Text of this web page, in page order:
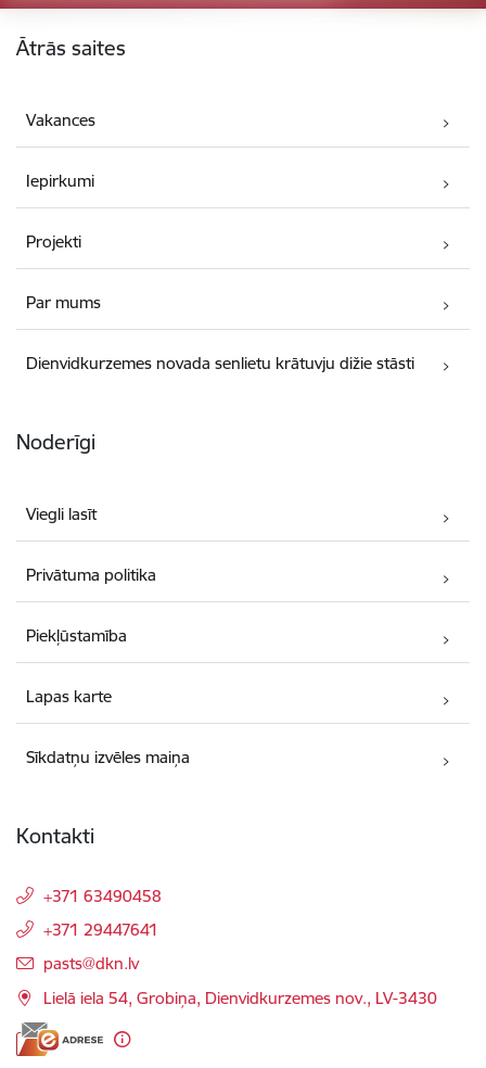
Ātrās saites
Vakances
Iepirkumi
Projekti
Par mums
Dienvidkurzemes novada senlietu krātuvju dižie stāsti
Noderīgi
Viegli lasīt
Privātuma politika
Piekļūstamība
Lapas karte
Sīkdatņu izvēles maiņa
Kontakti
+371 63490458
+371 29447641
E-pasts:
pasts@dkn.lv
Lielā iela 54, Grobiņa, Dienvidkurzemes nov., LV-3430